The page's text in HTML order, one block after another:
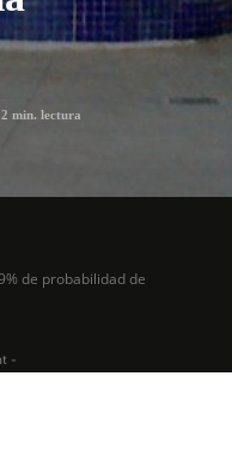
2 min. lectura
de probabilidad de
-